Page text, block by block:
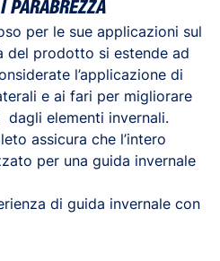
PARABREZZA
per le sue applicazioni sul
del prodotto si estende ad
l’applicazione di
e ai fari per migliorare
elementi invernali.
assicura che l’intero
per una guida invernale
di guida invernale con